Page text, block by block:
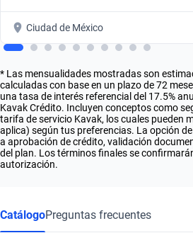
Ciudad de México
* Las mensualidades mostradas son
calculadas con base en un plazo de 72
una tasa de interés referencial del 17.5%
Kavak Crédito. Incluyen conceptos como
tarifa de servicio Kavak, los cuales pueden
aplica) según tus preferencias. La opción
a aprobación de crédito, validación
del plan. Los términos finales se
autorización.
CatálogoPreguntas frecuentes